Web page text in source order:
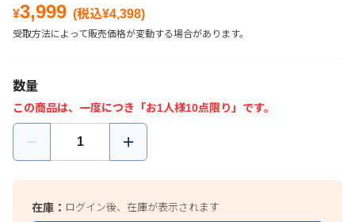
¥3,999 (税込¥4,398)
受取方法によって販売価格が変動する場合があります。
数量
この商品は、一度につき「お1人様10点限り」です。
在庫： ログイン後、在庫が表示されます